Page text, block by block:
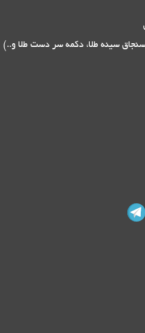
سینه طلا، دکمه سر دست طلا و..)